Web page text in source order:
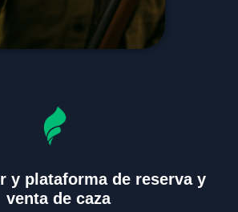
y plataforma de reserva y
venta de caza